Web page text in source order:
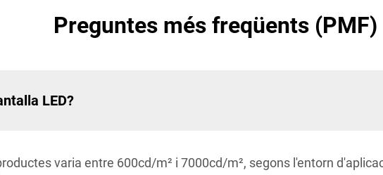
Preguntes més freqüents (PMF)
LED?
varia entre 600cd/m² i 7000cd/m², segons l'entorn